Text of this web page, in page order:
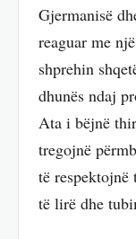
Gjermanisë
reaguar me
shprehin
dhunës ndaj
Ata i bëjnë
tregojnë
të respektojnë
të lirë dhe